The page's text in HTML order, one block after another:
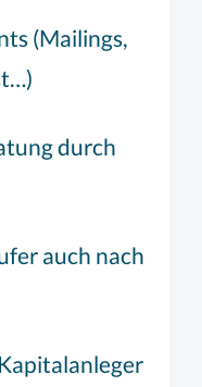
(Mailings,
durch
auch nach